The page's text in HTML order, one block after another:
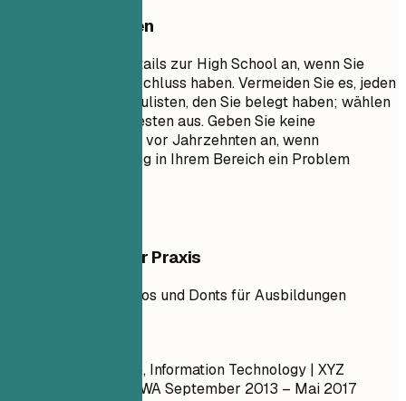
Besser vermeiden
Geben Sie keine Details zur High School an, wenn Sie
einen Hochschulabschluss haben. Vermeiden Sie es, jeden
einzelnen Kurs aufzulisten, den Sie belegt haben; wählen
Sie nur die relevantesten aus. Geben Sie keine
Abschlussdaten von vor Jahrzehnten an, wenn
Altersdiskriminierung in Ihrem Bereich ein Problem
Beispiele aus der Praxis
Praxisbeispiel mit Dos und Donts für Ausbildungen
Bachelor of Science, Information Technology | XYZ
University | Seattle, WASeptember 2013 – Mai 2017